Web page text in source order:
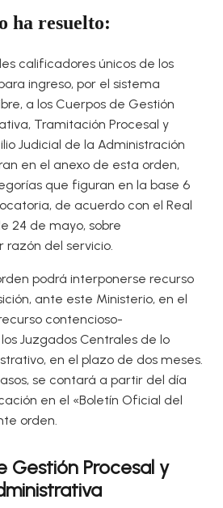
ha resuelto:
calificadores únicos de los
ingreso, por el sistema
a los Cuerpos de Gestión
Tramitación Procesal y
Judicial de la Administración
en el anexo de esta orden,
que figuran en la base 6
de acuerdo con el Real
24 de mayo, sobre
razón del servicio.
podrá interponerse recurso
ante este Ministerio, en el
contencioso-
Juzgados Centrales de lo
en el plazo de dos meses.
se contará a partir del día
en el «Boletín Oficial del
orden.
Gestión Procesal y